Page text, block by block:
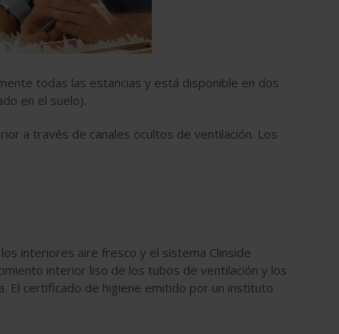
todas las estancias y está disponible en dos
en el suelo).
a través de canales ocultos de ventilación. Los
interiores aire fresco y el sistema Clinside
interior liso de los tubos de ventilación y los
El certificado de higiene emitido por un instituto